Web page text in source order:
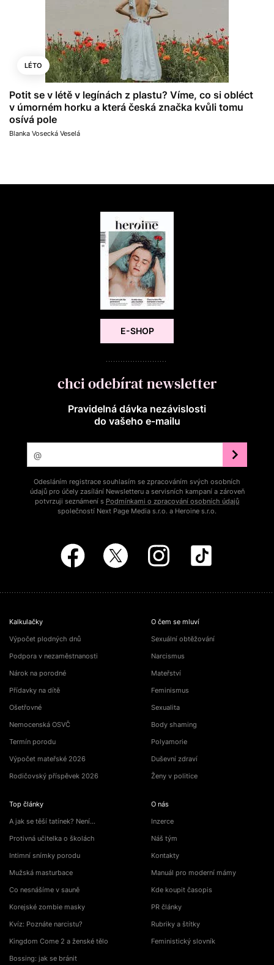
LÉTO
Potit se v létě v legínách z plastu? Víme, co si obléct
v úmorném horku a která česká značka kvůli tomu
osívá pole
Blanka Vosecká Veselá
E-SHOP
chci odebírat newsletter
Pravidelná dávka nezávislosti
do vašeho e‑mailu
Odesláním registrace souhlasím se zpracováním svých osobních
údajů pro účely zasílání Newsletteru a servisních kampaní a zároveň
potvrzuji seznámení s Podmínkami o zpracování osobních údajů
společností Next Page Media s.r.o. a Heroine s.r.o.
Kalkulačky
Výpočet plodných dnů
Podpora v nezaměstnanosti
Nárok na porodné
Přídavky na dítě
Ošetřovné
Nemocenská OSVČ
Termín porodu
Výpočet mateřské 2026
Rodičovský příspěvek 2026
Top články
A jak se těší tatínek? Není…
Protivná učitelka o školách
Intimní snímky porodu
Mužská masturbace
Co nesnášíme v sauně
Korejské zombie masky
Kvíz: Poznáte narcistu?
Kingdom Come 2 a ženské tělo
Bossing: jak se bránit
O čem se mluví
Sexuální obtěžování
Narcismus
Mateřství
Feminismus
Sexualita
Body shaming
Polyamorie
Duševní zdraví
Ženy v politice
O nás
Inzerce
Náš tým
Kontakty
Manuál pro moderní mámy
Kde koupit časopis
PR články
Rubriky a štítky
Feministický slovník